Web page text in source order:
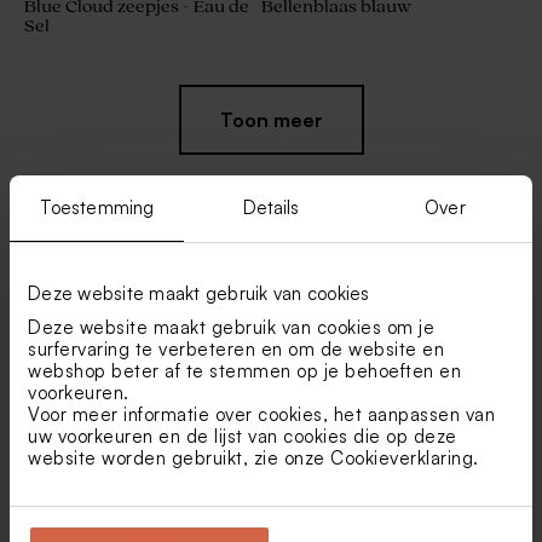
Toestemming Details Over
Deze website maakt gebruik van cookies
Deze website maakt gebruik van cookies om je
surfervaring te verbeteren en om de website en
webshop beter af te stemmen op je behoeften en
voorkeuren.
Voor meer informatie over cookies, het aanpassen van
uw voorkeuren en de lijst van cookies die op deze
website worden gebruikt, zie onze Cookieverklaring.
Blue Cloud zeepjes - Eau de
Sel
Bellenblaas blauw
De Bock suikerbonen ice
blue 1kg (± 240 stuks)
De Bock suikerbonen blauw
mat 1kg (± 240 stuks)
Toon meer
Vind je misschien ook leuk